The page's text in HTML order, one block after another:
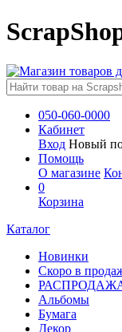
050-060-0000
Кабинет
Вход Новый
Помощь
О магазине
0
Корзина
Каталог
Новинки
Скоро в
Альбомы
Бумага
Декор